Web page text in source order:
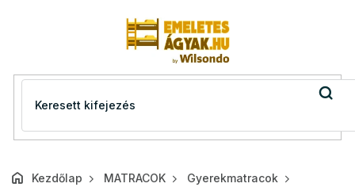
Kezdőlap MATRACOK
Gyerekmatracok